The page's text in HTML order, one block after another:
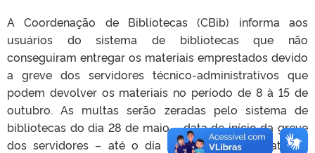
A Coordenação de Bibliotecas (CBib) informa aos
usuários do sistema de bibliotecas que não
conseguiram entregar os materiais emprestados devido
a greve dos servidores técnico-administrativos que
podem devolver os materiais no período de 8 à 15 de
outubro. As multas serão zeradas pelo sistema de
bibliotecas do dia 28 de maio – data de início da greve
dos servidores – até o dia 8 de outubro – data do